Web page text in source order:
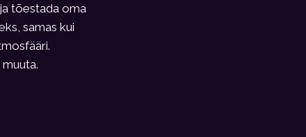
tõestada oma
samas kui